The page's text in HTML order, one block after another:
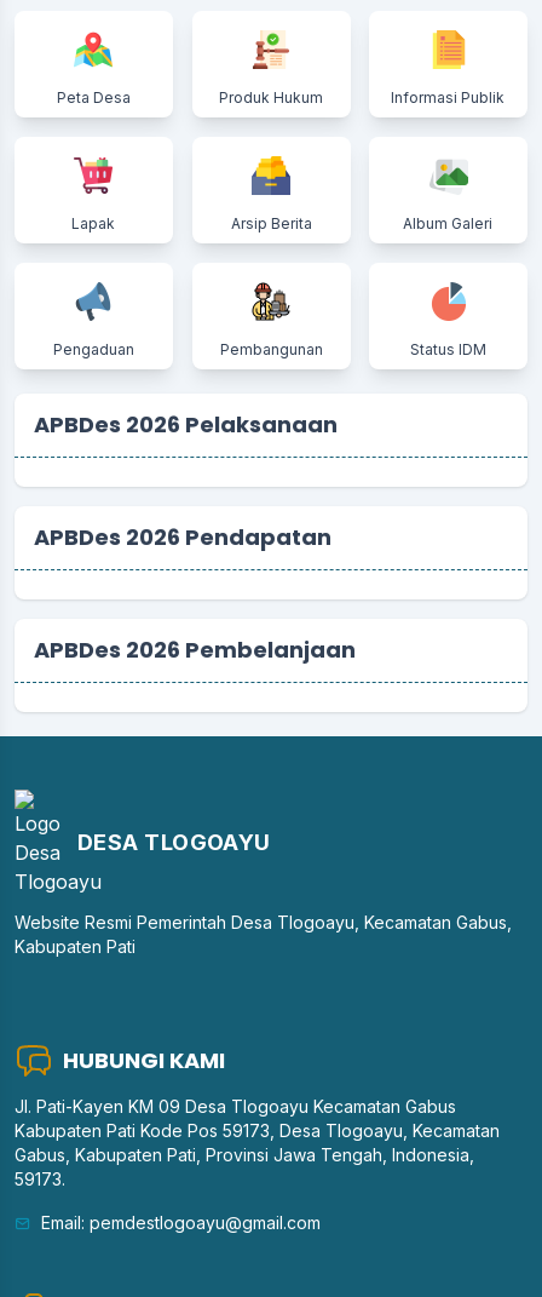
Peta Desa Produk Hukum Informasi Publik
Lapak Arsip Berita Album Galeri
Pengaduan Pembangunan Status IDM
APBDes 2026 Pelaksanaan
APBDes 2026 Pendapatan
APBDes 2026 Pembelanjaan
DESA TLOGOAYU
Website Resmi Pemerintah Desa Tlogoayu, Kecamatan Gabus,
Kabupaten Pati
HUBUNGI KAMI
Jl. Pati-Kayen KM 09 Desa Tlogoayu Kecamatan Gabus
Kabupaten Pati Kode Pos 59173, Desa Tlogoayu, Kecamatan
Gabus, Kabupaten Pati, Provinsi Jawa Tengah, Indonesia,
59173.
Email: pemdestlogoayu@gmail.com